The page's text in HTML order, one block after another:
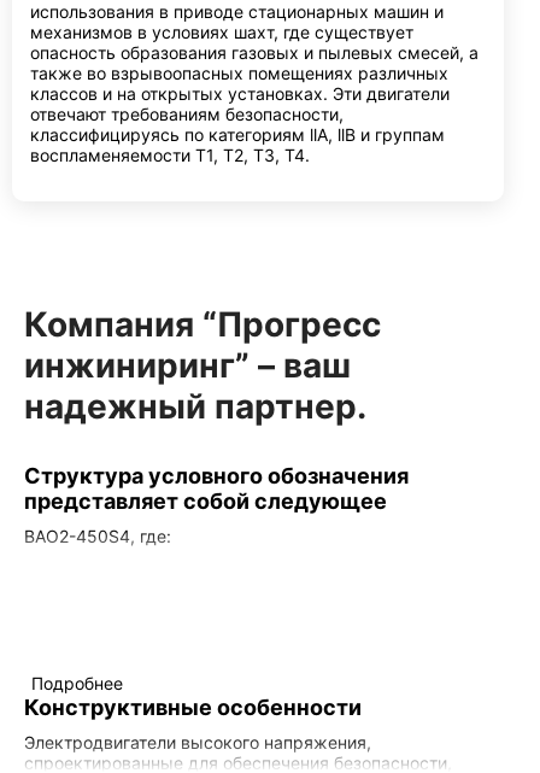
использования в приводе стационарных машин и
механизмов в условиях шахт, где существует
опасность образования газовых и пылевых смесей, а
также во взрывоопасных помещениях различных
классов и на открытых установках. Эти двигатели
отвечают требованиям безопасности,
классифицируясь по категориям llA, llB и группам
воспламеняемости Т1, Т2, Т3, Т4.
Компания “Прогресс
инжиниринг” – ваш
надежный партнер.
Структура условного обозначения
представляет собой следующее
ВАО2-450S4, где:
LB);
4 - количество полюсов.
Подробнее
Конструктивные особенности
Электродвигатели высокого напряжения,
спроектированные для обеспечения безопасности,